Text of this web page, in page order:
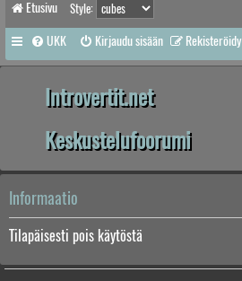
Etusivu Style:
UKK Kirjaudu sisään Rekisteröidy
Introvertit.net
Keskustelufoorumi
Informaatio
Tilapäisesti pois käytöstä